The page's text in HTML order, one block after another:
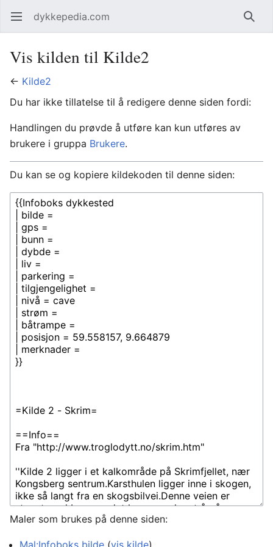
Åpne hovedmenyen dykkepedia.com Søk
Vis kilden til Kilde2
← Kilde2
Du har ikke tillatelse til å redigere denne siden fordi:
Handlingen du prøvde å utføre kan kun utføres av
brukere i gruppa Brukere.
Du kan se og kopiere kildekoden til denne siden:
Maler som brukes på denne siden:
Mal:Infoboks bilde (vis kilde)